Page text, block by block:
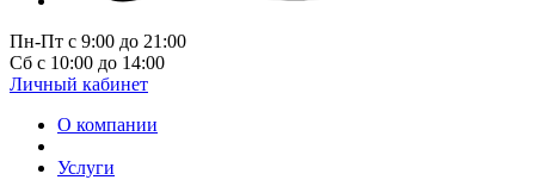
Пн-Пт с 9:00 до 21:00
Сб с 10:00 до 14:00
Личный кабинет
О компании
Услуги